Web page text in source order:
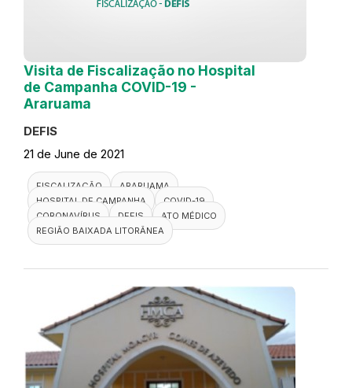
Visita de Fiscalização no Hospital
de Campanha COVID-19 -
Araruama
DEFIS
21 de June de 2021
FISCALIZAÇÃO
ARARUAMA
HOSPITAL DE CAMPANHA
COVID-19
CORONAVÍRUS
DEFIS
ATO MÉDICO
REGIÃO BAIXADA LITORÂNEA